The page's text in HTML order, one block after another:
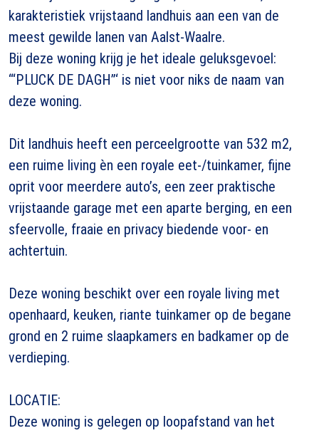
karakteristiek vrijstaand landhuis aan een van de
meest gewilde lanen van Aalst-Waalre.
Bij deze woning krijg je het ideale geluksgevoel:
“‘PLUCK DE DAGH”‘ is niet voor niks de naam van
deze woning.
Dit landhuis heeft een perceelgrootte van 532 m2,
een ruime living èn een royale eet-/tuinkamer, fijne
oprit voor meerdere auto’s, een zeer praktische
vrijstaande garage met een aparte berging, en een
sfeervolle, fraaie en privacy biedende voor- en
achtertuin.
Deze woning beschikt over een royale living met
openhaard, keuken, riante tuinkamer op de begane
grond en 2 ruime slaapkamers en badkamer op de
verdieping.
LOCATIE:
Deze woning is gelegen op loopafstand van het